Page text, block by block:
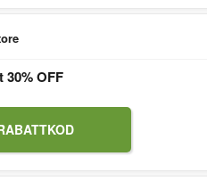
30% OFF